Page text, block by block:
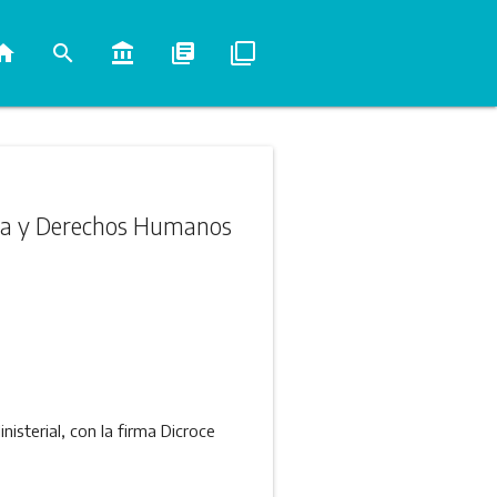
search account_balance library_books filter_none
y Derechos Humanos
con la firma Dicroce